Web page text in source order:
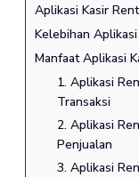
Aplikasi Kasir
Kelebihan
Manfaat Aplikasi
1. Aplikasi
Transaksi
2. Aplikasi
Penjualan
3. Aplikasi